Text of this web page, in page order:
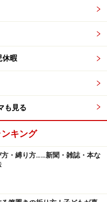
います。
族がいてくれることに感
はそれだけでしあわせで
ている人は、気の毒です
がない」は親の思い込み
最新の内容をご確認くださ
休暇
も見る
キング
方・縛り方……新聞・雑誌・本な